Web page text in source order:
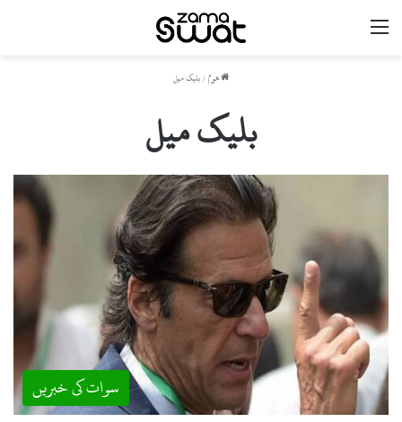
ھوم/بلیک میل
بلیک میل
سوات کی خبریں